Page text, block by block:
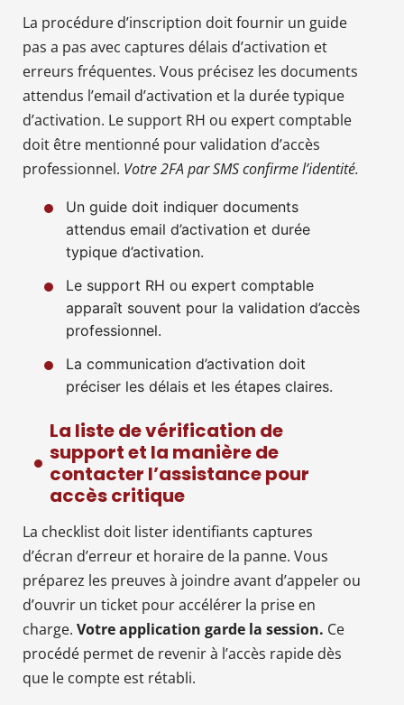
La procédure d’inscription doit fournir un guide
pas a pas avec captures délais d’activation et
erreurs fréquentes. Vous précisez les documents
attendus l’email d’activation et la durée typique
d’activation. Le support RH ou expert comptable
doit être mentionné pour validation d’accès
professionnel. Votre 2FA par SMS confirme l’identité.
Un guide doit indiquer documents
attendus email d’activation et durée
typique d’activation.
Le support RH ou expert comptable
apparaît souvent pour la validation d’accès
professionnel.
La communication d’activation doit
préciser les délais et les étapes claires.
La liste de vérification de
support et la manière de
contacter l’assistance pour
accès critique
La checklist doit lister identifiants captures
d’écran d’erreur et horaire de la panne. Vous
préparez les preuves à joindre avant d’appeler ou
d’ouvrir un ticket pour accélérer la prise en
charge. Votre application garde la session. Ce
procédé permet de revenir à l’accès rapide dès
que le compte est rétabli.